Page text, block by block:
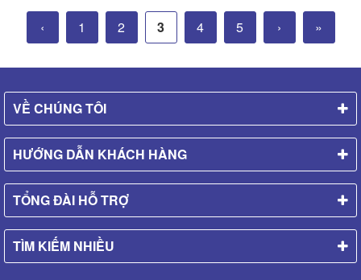
‹ 1 2 3 4 5 › »
VỀ CHÚNG TÔI
HƯỚNG DẪN KHÁCH HÀNG
TỔNG ĐÀI HỖ TRỢ
TÌM KIẾM NHIỀU